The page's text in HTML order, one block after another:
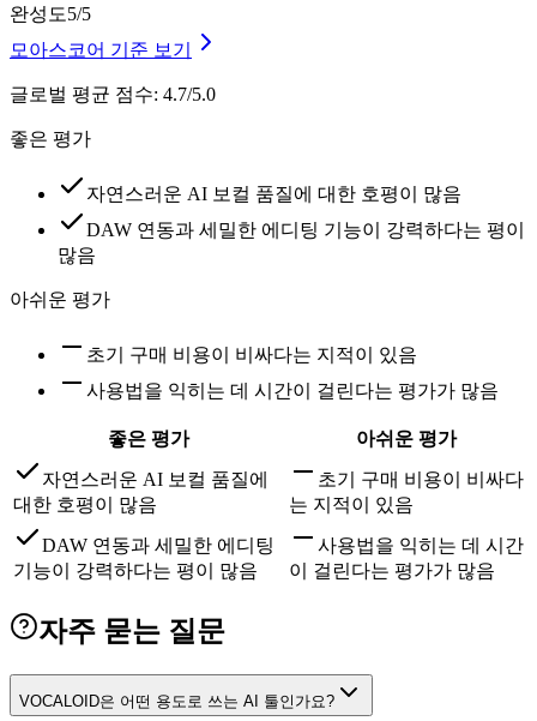
완성도5/5
모아스코어 기준 보기
글로벌 평균 점수: 4.7/5.0
좋은 평가
자연스러운 AI 보컬 품질에 대한 호평이 많음
DAW 연동과 세밀한 에디팅 기능이 강력하다는 평이
많음
아쉬운 평가
초기 구매 비용이 비싸다는 지적이 있음
사용법을 익히는 데 시간이 걸린다는 평가가 많음
좋은 평가
아쉬운 평가
자연스러운 AI 보컬 품질에
대한 호평이 많음
초기 구매 비용이 비싸다
는 지적이 있음
DAW 연동과 세밀한 에디팅
기능이 강력하다는 평이 많음
사용법을 익히는 데 시간
이 걸린다는 평가가 많음
자주 묻는 질문
VOCALOID은 어떤 용도로 쓰는 AI 툴인가요?